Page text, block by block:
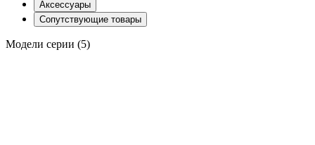
Аксессуары
Сопутствующие товары
Модели серии (5)